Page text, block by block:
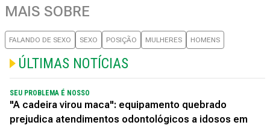
MAIS SOBRE
FALANDO DE SEXO SEXO POSIÇÃO MULHERES HOMENS
ÚLTIMAS NOTÍCIAS
SEU PROBLEMA É NOSSO
"A cadeira virou maca": equipamento quebrado
prejudica atendimentos odontológicos a idosos em